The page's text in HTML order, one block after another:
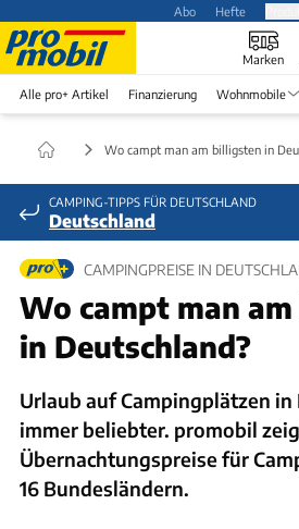
Abo Hefte
Marken
Alle pro+ Artikel Finanzierung Wohnmobile
Wo campt man am billigsten in
CAMPING-TIPPS FÜR DEUTSCHLAND
Deutschland
CAMPINGPREISE IN
Wo campt man
in Deutschland?
Urlaub auf Campingplätzen
immer beliebter. promobil
Übernachtungspreise für
16 Bundesländern.